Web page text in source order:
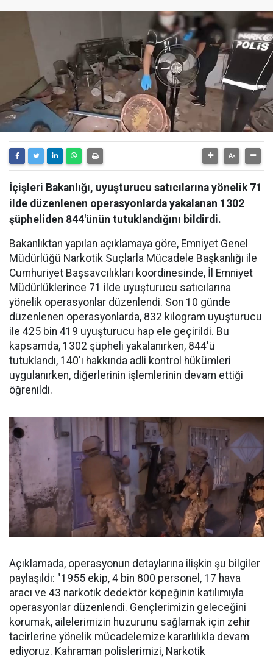
İçişleri Bakanlığı, uyuşturucu satıcılarına yönelik 71
ilde düzenlenen operasyonlarda yakalanan 1302
şüpheliden 844'ünün tutuklandığını bildirdi.
Bakanlıktan yapılan açıklamaya göre, Emniyet Genel
Müdürlüğü Narkotik Suçlarla Mücadele Başkanlığı ile
Cumhuriyet Başsavcılıkları koordinesinde, İl Emniyet
Müdürlüklerince 71 ilde uyuşturucu satıcılarına
yönelik operasyonlar düzenlendi. Son 10 günde
düzenlenen operasyonlarda, 832 kilogram uyuşturucu
ile 425 bin 419 uyuşturucu hap ele geçirildi. Bu
kapsamda, 1302 şüpheli yakalanırken, 844'ü
tutuklandı, 140'ı hakkında adli kontrol hükümleri
uygulanırken, diğerlerinin işlemlerinin devam ettiği
öğrenildi.
Açıklamada, operasyonun detaylarına ilişkin şu bilgiler
paylaşıldı: "1955 ekip, 4 bin 800 personel, 17 hava
aracı ve 43 narkotik dedektör köpeğinin katılımıyla
operasyonlar düzenlendi. Gençlerimizin geleceğini
korumak, ailelerimizin huzurunu sağlamak için zehir
tacirlerine yönelik mücadelemize kararlılıkla devam
ediyoruz. Kahraman polislerimizi, Narkotik